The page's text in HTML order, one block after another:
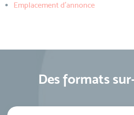
Emplacement d'annonce
Des formats